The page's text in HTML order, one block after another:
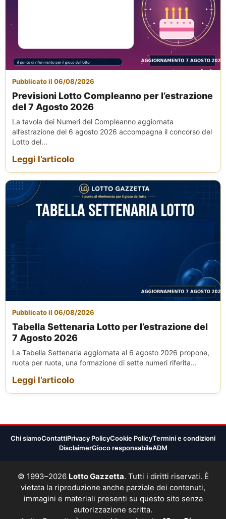
Pubblicato il 06/08/2026
Previsioni Lotto Compleanno per l’estrazione
del 7 Agosto 2026
La tavola dei Numeri del Compleanno aggiornata
all’estrazione del 6 agosto 2026 accompagna il concorso del
Lotto del...
Leggi l’articolo
Pubblicato il 06/08/2026
Tabella Settenaria Lotto per l’estrazione del
7 Agosto 2026
La Tabella Settenaria aggiornata al 6 agosto 2026 propone,
ruota per ruota, una formazione di sette numeri riferita...
Leggi l’articolo
Chi siamoContattiPrivacy PolicyCookie PolicyTermini e condizioni
DisclaimerGioco responsabileADM
© 1993–2026 Lotto Gazzetta. Tutti i diritti riservati. È
vietata la riproduzione anche parziale dei contenuti,
immagini e materiali presenti su questo sito senza
autorizzazione scritta.